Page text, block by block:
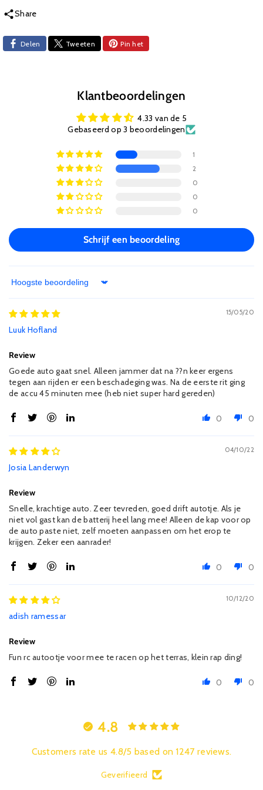
Share
Delen Tweeten Pin het
Klantbeoordelingen
4.33 van de 5
Gebaseerd op 3 beoordelingen
1
2
0
0
0
Schrijf een beoordeling
Sort by
15/05/20
Luuk Hofland
Review
Goede auto gaat snel. Alleen jammer dat na ??n keer ergens
tegen aan rijden er een beschadeging was. Na de eerste rit ging
de accu 45 minuten mee (heb niet super hard gereden)
0 0
04/10/22
Josia Landerwyn
Review
Snelle, krachtige auto. Zeer tevreden, goed drift autotje. Als je
niet vol gast kan de batterij heel lang mee! Alleen de kap voor op
de auto paste niet, zelf moeten aanpassen om het erop te
krijgen. Zeker een aanrader!
0 0
10/12/20
adish ramessar
Review
Fun rc autootje voor mee te racen op het terras, klein rap ding!
0 0
4.8
Customers rate us 4.8/5 based on 1247 reviews.
Geverifieerd